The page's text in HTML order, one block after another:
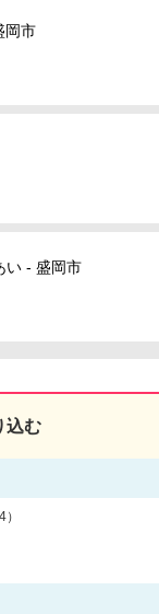
岡市
い - 盛岡市
込む
）